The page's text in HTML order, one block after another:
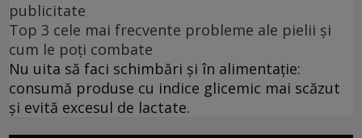
publicitate
Top 3 cele mai frecvente probleme ale pielii și
cum le poți combate
Nu uita să faci schimbări și în alimentație:
consumă produse cu indice glicemic mai scăzut
și evită excesul de lactate.